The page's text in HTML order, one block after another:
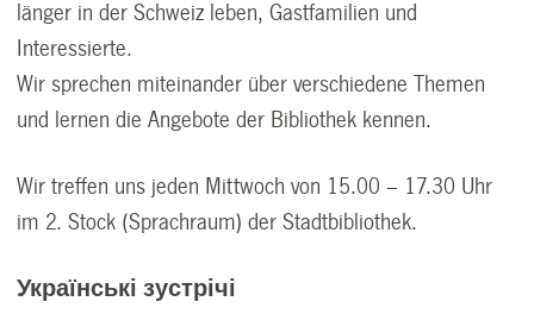
länger in der Schweiz leben, Gastfamilien und
Interessierte.
Wir sprechen miteinander über verschiedene Themen
und lernen die Angebote der Bibliothek kennen.
Wir treffen uns jeden Mittwoch von 15.00 – 17.30 Uhr
im 2. Stock (Sprachraum) der Stadtbibliothek.
Українські зустрічі